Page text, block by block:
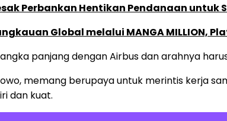
Perbankan Hentikan Pendanaan untuk
Global melalui MANGA MILLION,
panjang dengan Airbus dan arahnya
memang berupaya untuk merintis kerja
dan kuat.